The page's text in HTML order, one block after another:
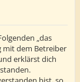
„das
mit dem Betreiber
erklärst dich